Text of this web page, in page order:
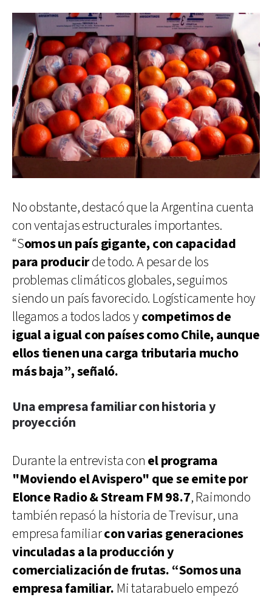
No obstante, destacó que la Argentina cuenta
con ventajas estructurales importantes.
“Somos un país gigante, con capacidad
para producirde todo. A pesar de los
problemas climáticos globales, seguimos
siendo un país favorecido. Logísticamente hoy
llegamos a todos lados ycompetimos de
igual a igual con países como Chile, aunque
ellos tienen una carga tributaria mucho
más baja”, señaló.
Una empresa familiar con historia y
proyección
Durante la entrevista con el programa
"Moviendo el Avispero" que se emite por
Elonce Radio & Stream FM 98.7, Raimondo
también repasó la historia de Trevisur, una
empresa familiarcon varias generaciones
vinculadas a la producción y
comercialización de frutas. “Somos una
empresa familiar. Mi tatarabuelo empezó